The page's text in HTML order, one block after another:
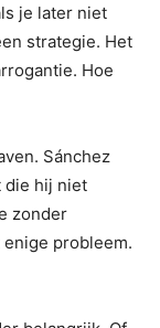
je later niet
strategie. Het
Hoe
Sánchez
die hij niet
zonder
probleem.